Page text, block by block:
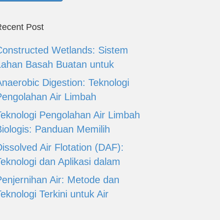
Post
Wetlands: Sistem
Basah Buatan untuk
Digestion: Teknologi
Air Limbah
Pengolahan Air Limbah
Panduan Memilih
Air Flotation (DAF):
dan Aplikasi dalam
Air: Metode dan
Terkini untuk Air